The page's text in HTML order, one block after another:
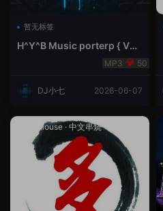
暂无标签
H^Y^B Music porterp { V总
50
DJ小七 2026-06-07
Prog House · 中文串烧